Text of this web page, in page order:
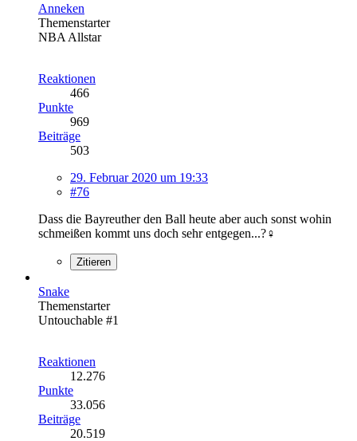
Anneken
Themenstarter
NBA Allstar
Reaktionen
466
Punkte
969
Beiträge
503
29. Februar 2020 um 19:33
#76
Dass die Bayreuther den Ball heute aber auch sonst wohin
schmeißen kommt uns doch sehr entgegen...?‍♀️
Zitieren
Snake
Themenstarter
Untouchable #1
Reaktionen
12.276
Punkte
33.056
Beiträge
20.519